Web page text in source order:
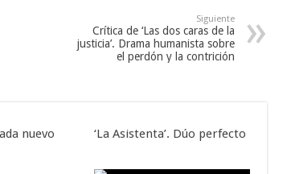
Siguiente
Crítica de ‘Las dos caras de la
justicia’. Drama humanista sobre
el perdón y la contrición
nuevo ‘La Asistenta’. Dúo perfecto